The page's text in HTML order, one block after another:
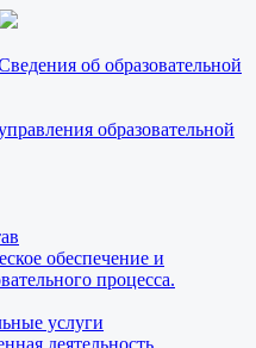
об образовательной
образовательной
обеспечение и
процесса.
услуги
деятельность